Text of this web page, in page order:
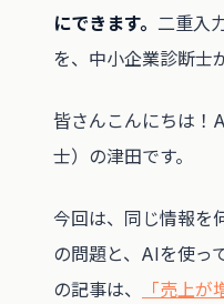
にできます。 二重入
を、中小企業診断士
皆さんこんにちは！
士）の津田です。
今回は、同じ情報を
の問題と、AIを使っ
の記事は、
「売上